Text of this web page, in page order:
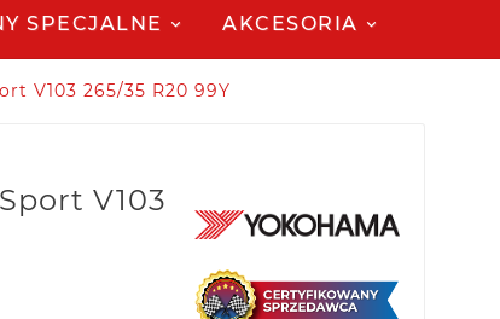
SPECJALNE AKCESORIA
V103 265/35 R20 99Y
V103